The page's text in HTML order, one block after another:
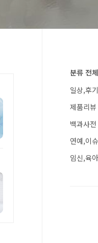
분류 전
일상,후기
제품리뷰
백과사전
연예,이슈
임신,육